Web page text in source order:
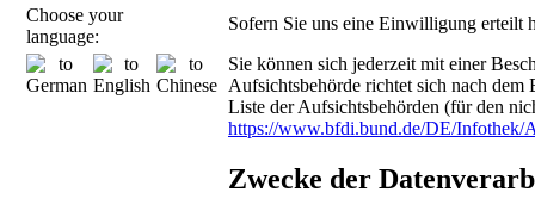
Choose your
language:
Sofern Sie uns eine Einwilligung erteilt
Sie können sich jederzeit mit einer
Aufsichtsbehörde richtet sich nach
Liste der Aufsichtsbehörden (für den
https://www.bfdi.bund.de/DE/Infothek/
Zwecke der